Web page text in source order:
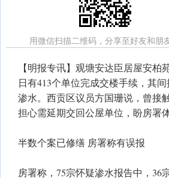
用微信扫描二维码，分享至好友和朋
【明报专讯】观塘安达臣居屋安
日有413个单位完成交楼手续，其
渗水。西贡区议员方国珊说，曾接
担心需延期交回公屋单位，盼房署
半数个案已修缮 房署称有误报
房署称，75宗怀疑渗水报告中，36